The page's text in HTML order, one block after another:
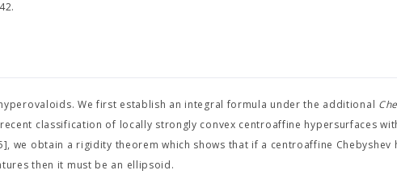
We first establish an integral formula under the additional
classification of locally strongly convex centroaffine hypersurfaces
we obtain a rigidity theorem which shows that if a centroaffine
then it must be an ellipsoid.